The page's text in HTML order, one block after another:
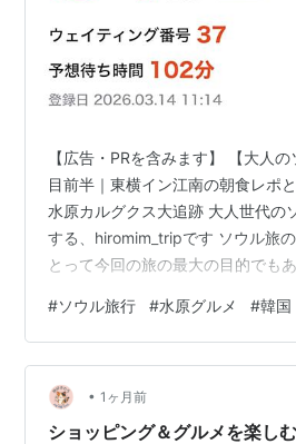
【広告・PRを含みます】 【大人
目前半｜東横イン江南の朝食レポ
水原カルグクス大追跡 大人世代の
する、hiromim_tripです ソウル旅
とって今回の旅の最大の目的でも
ご褒美ビューティー、そしてソウ
ン）へと足を伸ばした大冒険の記
だからこそ直面する「現地のリア
とその解決策まで、たっぷりとお
ソウルひとり旅】2日目前半｜東横
#ソウル旅行 #水原グルメ #韓国
• 1ヶ月前
ショッピング＆グルメを楽し